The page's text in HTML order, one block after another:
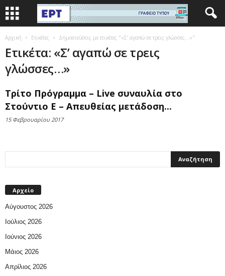
Αρχική Ετικέτες Δημοσιεύσεις με ετικέτες "«Σ’ αγαπώ σε τρεις γλώσσες…»"
Ετικέτα: «Σ’ αγαπώ σε τρεις
γλώσσες…»
Τρίτο Πρόγραμμα – Live συναυλία στο
Στούντιο Ε – Απευθείας μετάδοση...
15 Φεβρουαρίου 2017
Αρχείο
Αύγουστος 2026
Ιούλιος 2026
Ιούνιος 2026
Μάιος 2026
Απρίλιος 2026